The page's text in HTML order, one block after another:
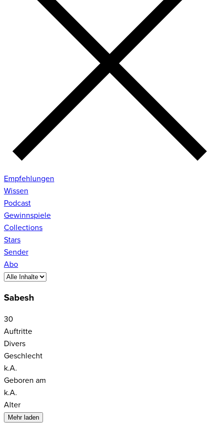
Empfehlungen
Wissen
Podcast
Gewinnspiele
Collections
Stars
Sender
Abo
Sabesh
30
Auftritte
Divers
Geschlecht
k.A.
Geboren am
k.A.
Alter
Mehr laden